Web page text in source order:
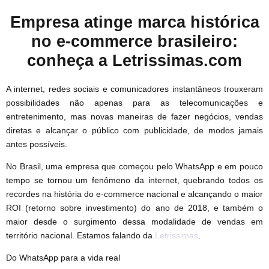
Empresa atinge marca histórica
no e-commerce brasileiro:
conheça a Letrissimas.com
A internet, redes sociais e comunicadores instantâneos trouxeram
possibilidades não apenas para as telecomunicações e
entretenimento, mas novas maneiras de fazer negócios, vendas
diretas e alcançar o público com publicidade, de modos jamais
antes possíveis.
No Brasil, uma empresa que começou pelo WhatsApp e em pouco
tempo se tornou um fenômeno da internet, quebrando todos os
recordes na história do e-commerce nacional e alcançando o maior
ROI (retorno sobre investimento) do ano de 2018, e também o
maior desde o surgimento dessa modalidade de vendas em
território nacional. Estamos falando da Letrissimas
Do WhatsApp para a vida real